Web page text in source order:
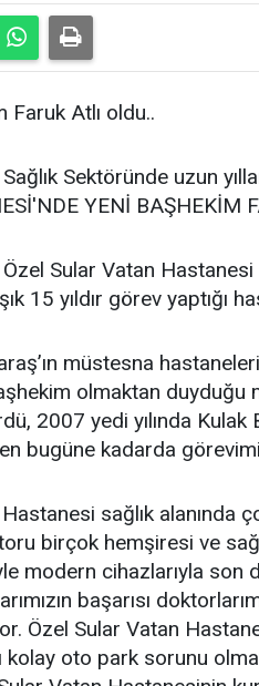
Faruk Atlı oldu..
Sektöründe uzun
YENİ BAŞHEKİM
Sular Vatan
15 yıldır görev yaptığı
müstesna
olmaktan duyduğu
2007 yedi yılında
bugüne kadarda
sağlık alanında
birçok hemşiresi ve
modern cihazlarıyla
başarısı
Özel Sular Vatan
kolay oto park sorunu